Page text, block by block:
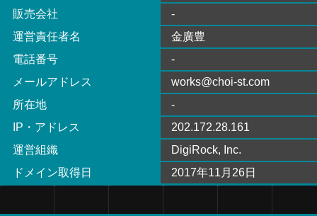
販売会社
-
運営責任者名
金廣豊
電話番号
-
メールアドレス
works@choi-st.com
所在地
-
IP・アドレス
202.172.28.161
運営組織
DigiRock, Inc.
ドメイン取得日
2017年11月26日